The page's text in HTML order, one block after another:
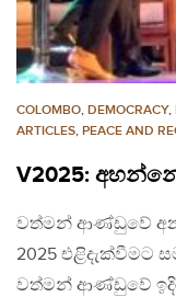
COLOMBO, DEMOCRACY,
ARTICLES, PEACE AND
V2025:
වත්මන් ආණ්ඩුවේ
2025 එළිදැක්වීමට
වත්මන් ආණ්ඩුවේ